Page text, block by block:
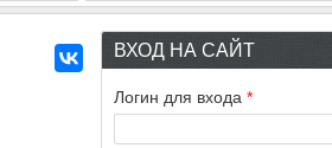
ВХОД НА САЙТ
Логин для входа *